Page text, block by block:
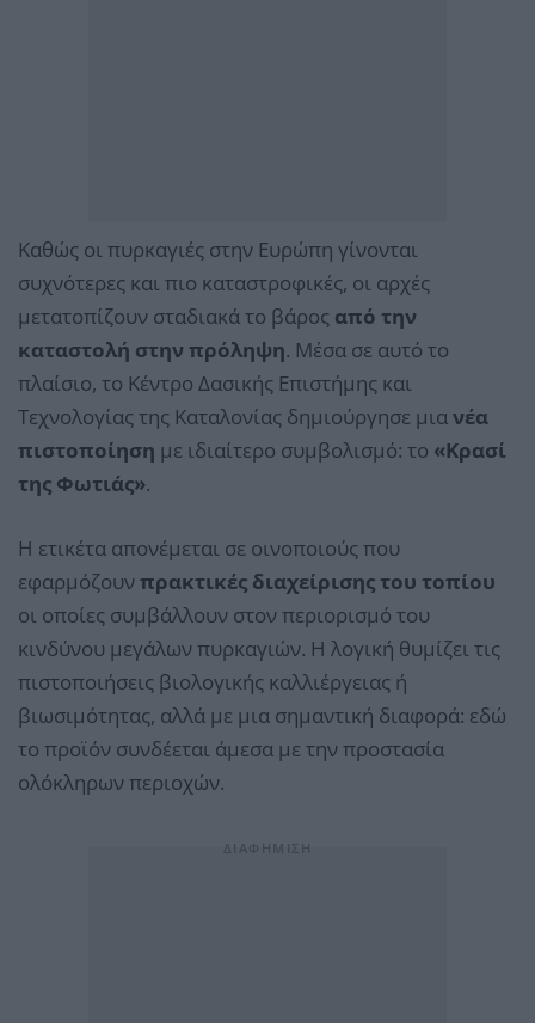
Καθώς οι πυρκαγιές στην Ευρώπη γίνονται
συχνότερες και πιο καταστροφικές, οι αρχές
μετατοπίζουν σταδιακά το βάρος από την
καταστολή στην πρόληψη. Μέσα σε αυτό το
πλαίσιο, το Κέντρο Δασικής Επιστήμης και
Τεχνολογίας της Καταλονίας δημιούργησε μιανέα
πιστοποίηση με ιδιαίτερο συμβολισμό: το «Κρασί
της Φωτιάς».
Η ετικέτα απονέμεται σε οινοποιούς που
εφαρμόζουνπρακτικές διαχείρισης του τοπίου
οι οποίες συμβάλλουν στον περιορισμό του
κινδύνου μεγάλων πυρκαγιών. Η λογική θυμίζει τις
πιστοποιήσεις βιολογικής καλλιέργειας ή
βιωσιμότητας, αλλά με μια σημαντική διαφορά: εδώ
το προϊόν συνδέεται άμεσα με την προστασία
ολόκληρων περιοχών.